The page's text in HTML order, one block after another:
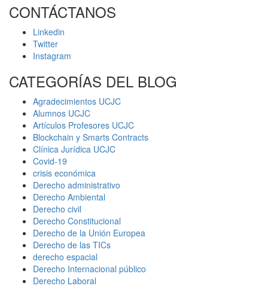
CONTÁCTANOS
Linkedin
Twitter
Instagram
CATEGORÍAS DEL BLOG
Agradecimientos UCJC
Alumnos UCJC
Artículos Profesores UCJC
Blockchain y Smarts Contracts
Clínica Jurídica UCJC
Covid-19
crisis económica
Derecho administrativo
Derecho Ambiental
Derecho civil
Derecho Constitucional
Derecho de la Unión Europea
Derecho de las TICs
derecho espacial
Derecho Internacional público
Derecho Laboral